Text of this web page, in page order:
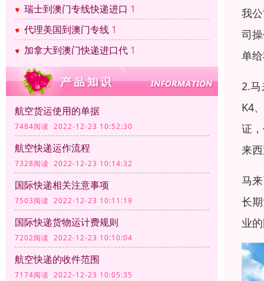
瑞士到澳门专线快递进口 1
代理美国到澳门专线 1
加拿大到澳门快递进口代 1
航空货运使用的单据
7484阅读 2022-12-23 10:52:30
航空快递运作流程
7328阅读 2022-12-23 10:14:32
国际快递相关注意事项
7503阅读 2022-12-23 10:11:19
国际快递货物运计费规则
7202阅读 2022-12-23 10:10:04
航空快递的收件范围
7174阅读 2022-12-23 10:05:35
我
司
单
2.
K4
证
来
马
长
业